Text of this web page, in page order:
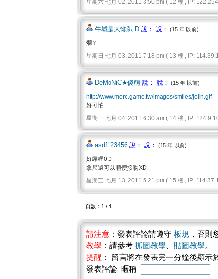
星期六 七月 02, 2011 3:50 pm ( 12 樓 , IP:
牛城是大懶趴:D 說： 說： (15 年 以前)
爛ㄚ - -
星期日 七月 03, 2011 7:18 pm ( 13 樓 , IP:
DeMoNiC★傻萌 說： 說： (15 年 以前)
http://www.more.game.tw/images/smiles/jolin.gif
好可怕...
星期一 七月 04, 2011 6:30 am ( 14 樓 , IP:
asdf123456 說： 說： (15 年 以前)
好屌喔0.0
拿尺還可以順便接吻XD
星期三 七月 13, 2011 5:21 pm ( 15 樓 , IP:
頁數：1 / 4
請注意 ：發表評論請遵守 板規 ，否則
教學 ：請參考 抓圖教學 貼圖教學。
提醒 ： 留言將在發表完一分鐘後顯
發表評論 暱稱